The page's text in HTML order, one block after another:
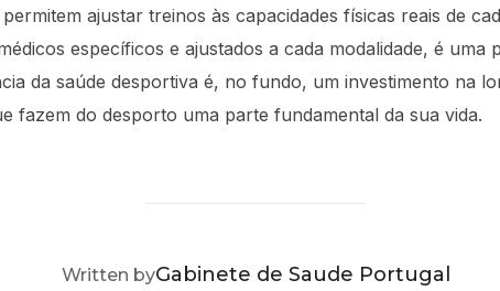
ajustar treinos às capacidades físicas reais de
específicos e ajustados a cada modalidade, é uma
da saúde desportiva é, no fundo, um investimento na
fazem do desporto uma parte fundamental da sua vida.
POST AUTHOR
Written byGabinete de Saude Portugal